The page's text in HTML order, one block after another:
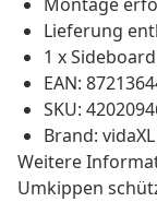
Lieferung
1 x Sideboard
EAN:
SKU:
Brand: vidaXL
Weitere
Umkippen